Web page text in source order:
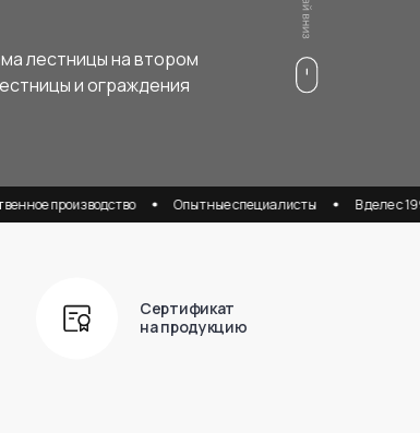
лестницы на втором
и ограждения
Опытные специалисты В деле с 1997 года
Сертификат
на продукцию